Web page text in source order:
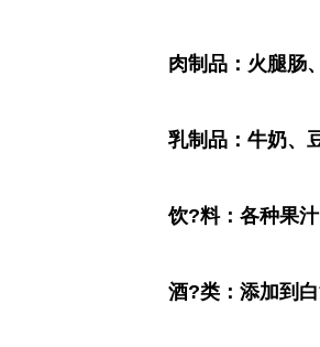
肉制品：火腿肠
乳制品：牛奶、
饮?料：各种果
酒?类：添加到